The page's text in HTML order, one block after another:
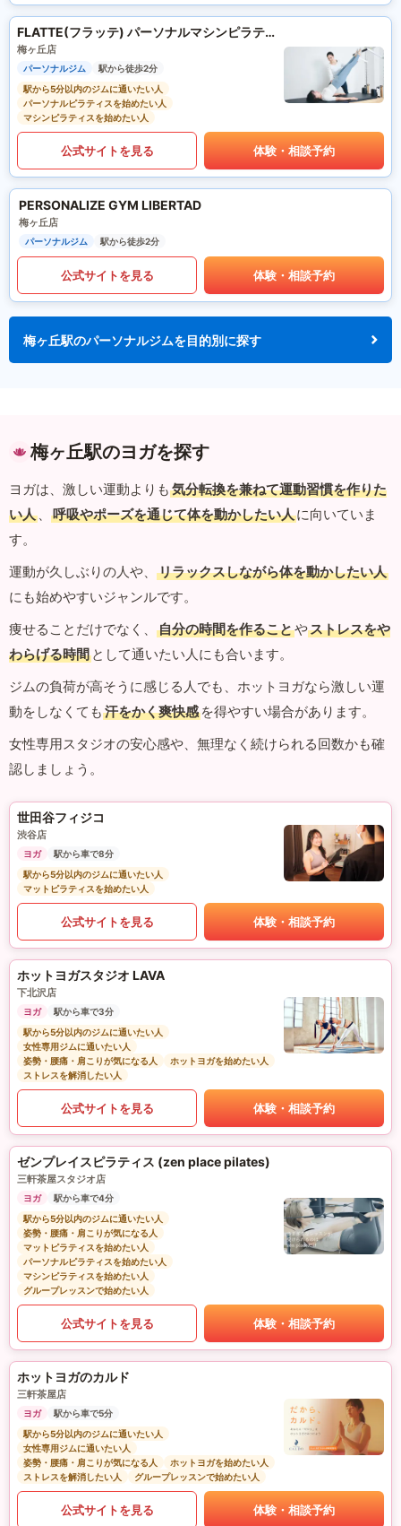
FLATTE(フラッテ) パーソナルマシンピラティス
梅ヶ丘店
パーソナルジム
駅から徒歩2分
駅から5分以内のジムに通いたい人
パーソナルピラティスを始めたい人
マシンピラティスを始めたい人
公式サイトを見る 体験・相談予約
PERSONALIZE GYM LIBERTAD
梅ヶ丘店
パーソナルジム 駅から徒歩2分
公式サイトを見る 体験・相談予約
梅ヶ丘駅のパーソナルジムを目的別に探す
梅ヶ丘駅のヨガを探す
ヨガは、激しい運動よりも 気分転換を兼ねて運動習慣を作りた
い人 、 呼吸やポーズを通じて体を動かしたい人に向いていま
す。
運動が久しぶりの人や、
リラックスしながら体を動かしたい人
にも始めやすいジャンルです。
痩せることだけでなく、
自分の時間を作ることやストレスをや
わらげる時間 として通いたい人にも合います。
ジムの負荷が高そうに感じる人でも、ホットヨガなら激しい運
動をしなくても 汗をかく爽快感 を得やすい場合があります。
女性専用スタジオの安心感や、無理なく続けられる回数かも確
認しましょう。
世田谷フィジコ
渋谷店
ヨガ
駅から車で8分
駅から5分以内のジムに通いたい人
マットピラティスを始めたい人
公式サイトを見る 体験・相談予約
ホットヨガスタジオ LAVA
下北沢店
ヨガ
駅から車で3分
駅から5分以内のジムに通いたい人
女性専用ジムに通いたい人
姿勢・腰痛・肩こりが気になる人
ホットヨガを始めたい人
ストレスを解消したい人
公式サイトを見る 体験・相談予約
ゼンプレイスピラティス (zen place pilates)
三軒茶屋スタジオ店
ヨガ
駅から車で4分
駅から5分以内のジムに通いたい人
姿勢・腰痛・肩こりが気になる人
マットピラティスを始めたい人
パーソナルピラティスを始めたい人
マシンピラティスを始めたい人
グループレッスンで始めたい人
公式サイトを見る 体験・相談予約
ホットヨガのカルド
三軒茶屋店
ヨガ
駅から車で5分
駅から5分以内のジムに通いたい人
女性専用ジムに通いたい人
姿勢・腰痛・肩こりが気になる人
ホットヨガを始めたい人
ストレスを解消したい人
グループレッスンで始めたい人
公式サイトを見る 体験・相談予約